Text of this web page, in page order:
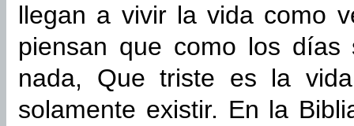
llegan a vivir la vida como
piensan que como los
nada, Que triste es la
solamente existir. En la